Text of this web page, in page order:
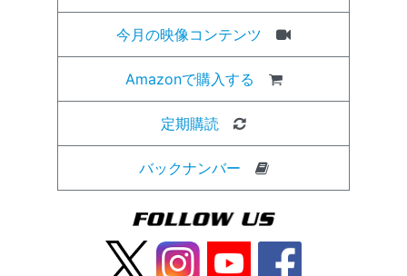
今月の映像コンテンツ
Amazonで購入する
定期購読
バックナンバー